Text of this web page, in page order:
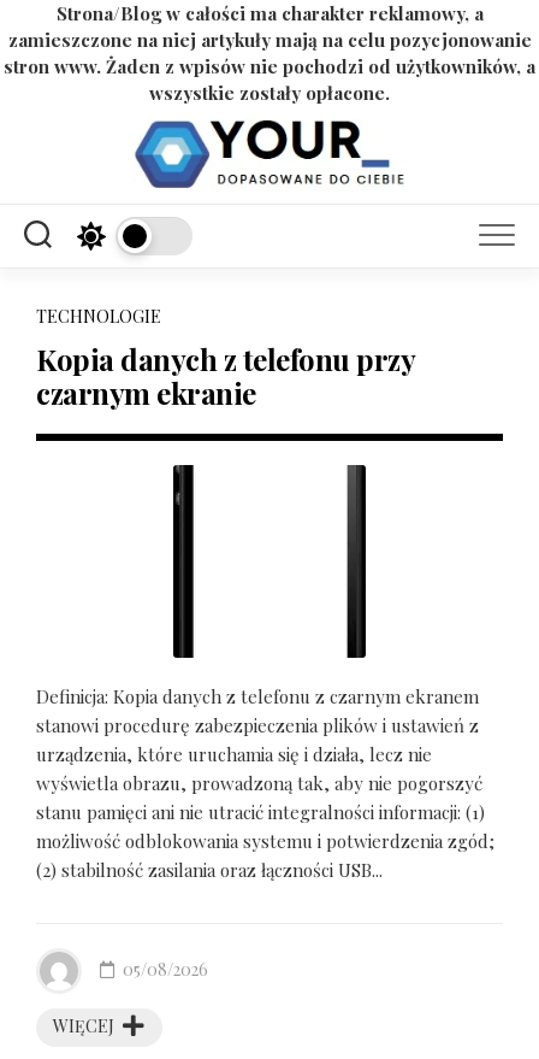
Strona/Blog w całości ma charakter reklamowy, a
zamieszczone na niej artykuły mają na celu pozycjonowanie
stron www. Żaden z wpisów nie pochodzi od użytkowników, a
wszystkie zostały opłacone.
TECHNOLOGIE
Kopia danych z telefonu przy
czarnym ekranie
Definicja: Kopia danych z telefonu z czarnym ekranem
stanowi procedurę zabezpieczenia plików i ustawień z
urządzenia, które uruchamia się i działa, lecz nie
wyświetla obrazu, prowadzoną tak, aby nie pogorszyć
stanu pamięci ani nie utracić integralności informacji: (1)
możliwość odblokowania systemu i potwierdzenia zgód;
(2) stabilność zasilania oraz łączności USB...
WIĘCEJ
05/08/2026